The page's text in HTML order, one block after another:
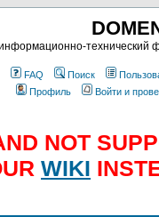
технический
FAQ Поиск
Профиль
Войти и
NOT
WIKI